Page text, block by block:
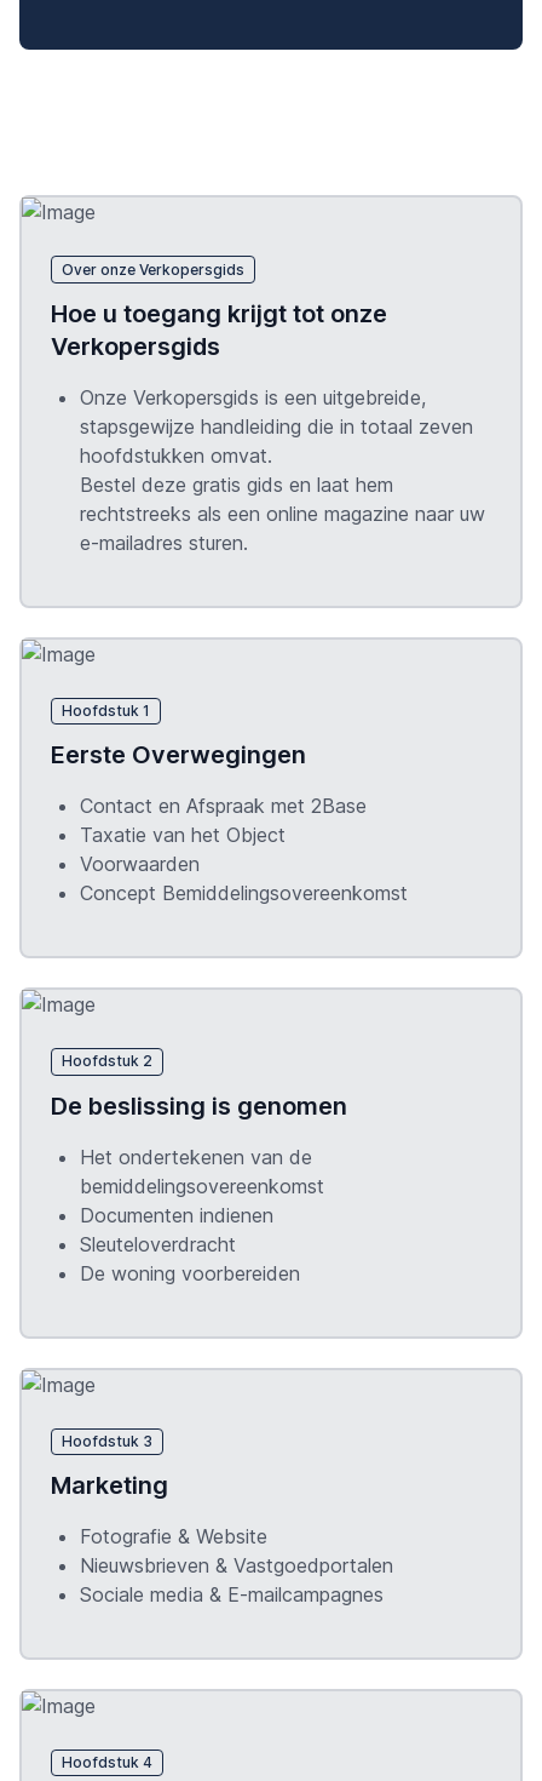
Over onze Verkopersgids
Hoe u toegang krijgt tot onze
Verkopersgids
Onze Verkopersgids is een uitgebreide,
stapsgewijze handleiding die in totaal zeven
hoofdstukken omvat.
Bestel deze gratis gids en laat hem
rechtstreeks als een online magazine naar uw
e-mailadres sturen.
Hoofdstuk 1
Eerste Overwegingen
Contact en Afspraak met 2Base
Taxatie van het Object
Voorwaarden
Concept Bemiddelingsovereenkomst
Hoofdstuk 2
De beslissing is genomen
Het ondertekenen van de
bemiddelingsovereenkomst
Documenten indienen
Sleuteloverdracht
De woning voorbereiden
Hoofdstuk 3
Marketing
Fotografie & Website
Nieuwsbrieven & Vastgoedportalen
Sociale media & E-mailcampagnes
Hoofdstuk 4